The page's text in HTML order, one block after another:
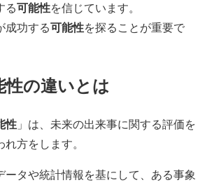
る可能性を信じています。
成功する可能性を探ることが重要で
性の違いとは
性 」は、未来の出来事に関する評価を
方をします。
ータや統計情報を基にして、ある事象